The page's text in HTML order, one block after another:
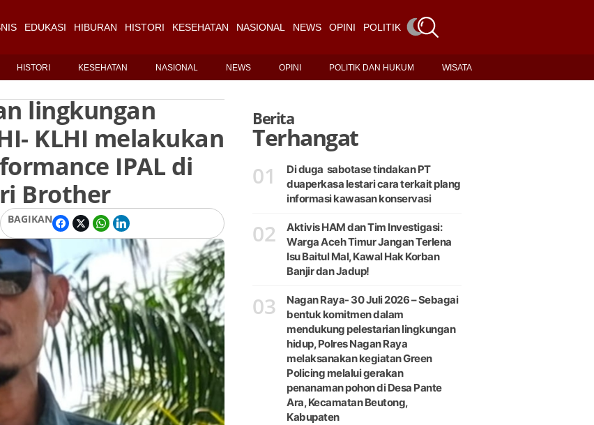
EDUKASI HIBURAN HISTORI KESEHATAN NASIONAL NEWS OPINI POLITIK DAN HUKUM
HISTORI KESEHATAN NASIONAL NEWS OPINI POLITIK DAN HUKUM WISATA
lingkungan
KLHI melakukan
IPAL di
Brother
BAGIKAN
Berita
Terhangat
01
Di duga sabotase tindakan PT
duaperkasa lestari cara terkait plang
informasi kawasan konservasi
02
Aktivis HAM dan Tim Investigasi:
Warga Aceh Timur Jangan Terlena
Isu Baitul Mal, Kawal Hak Korban
Banjir dan Jadup!
03
Nagan Raya- 30 Juli 2026 – Sebagai
bentuk komitmen dalam
mendukung pelestarian lingkungan
hidup, Polres Nagan Raya
melaksanakan kegiatan Green
Policing melalui gerakan
penanaman pohon di Desa Pante
Ara, Kecamatan Beutong,
Kabupaten